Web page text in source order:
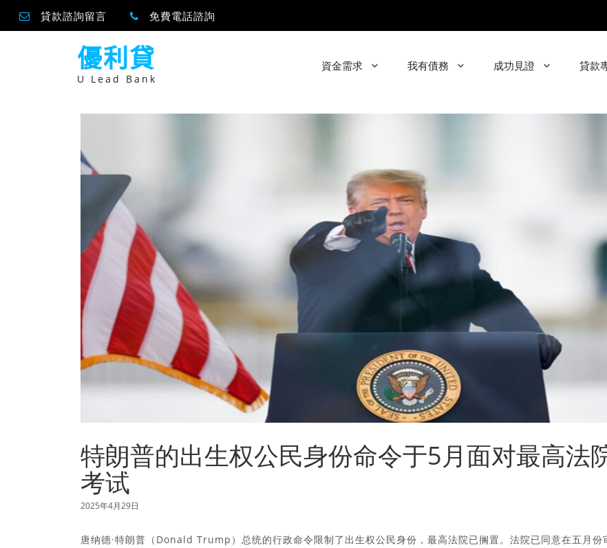
貸款諮詢留言 免費電話諮詢
優利貸
U Lead Bank
資金需求 我有債務 成功見證 貸款
特朗普的出生权公民身份命令于5月面对最高法
考试
2025年4月29日
唐纳德·特朗普（Donald Trump）总统的行政命令限制了出生权公民身份，最高法院已搁置。法院已同意在五月份